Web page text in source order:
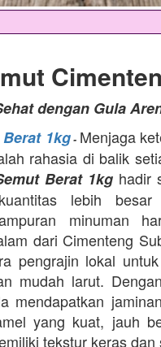
dengan Gula
1kg- Menjaga
rahasia di balik
Berat 1kg hadir
lebih
minuman
dari Cimenteng
pengrajin lokal
mudah larut.
mendapatkan
yang kuat, jauh
tekstur keras dan